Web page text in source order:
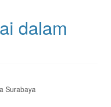
dalam
Surabaya